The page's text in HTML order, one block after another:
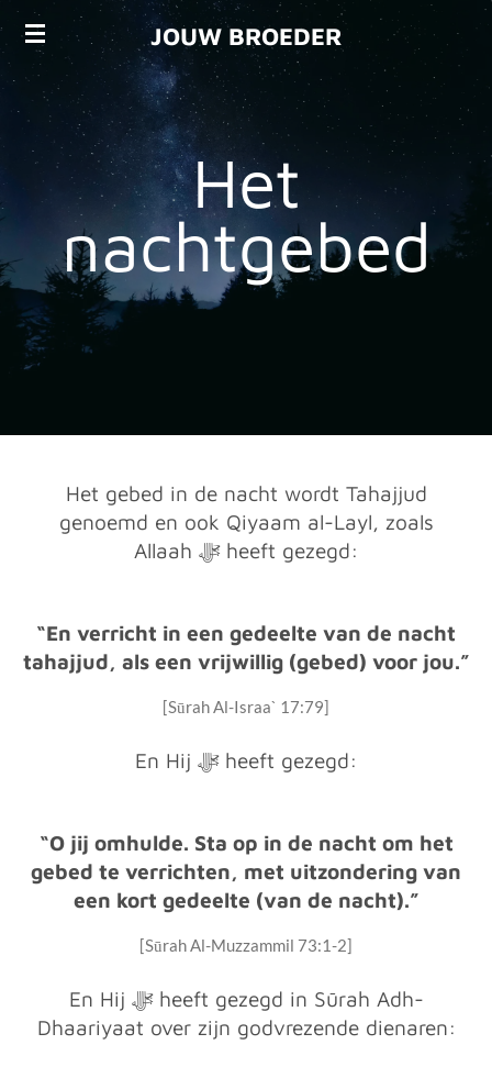
Ga
direct
naar
de
hoofdinhoud
JOUW BROEDER
Het
nachtgebed
Het gebed in de nacht wordt Tahajjud
genoemd en ook Qiyaam al-Layl, zoals
Allaah ﷻ heeft gezegd:
“En verricht in een gedeelte van de nacht
tahajjud, als een vrijwillig (gebed) voor jou.”
[Sūrah Al-Israa` 17:79]
En Hij ﷻ heeft gezegd:
“O jij omhulde. Sta op in de nacht om het
gebed te verrichten, met uitzondering van
een kort gedeelte (van de nacht).”
[Sūrah Al-Muzzammil 73:1-2]
En Hij ﷻ heeft gezegd in Sūrah Adh-
Dhaariyaat over zijn godvrezende dienaren: